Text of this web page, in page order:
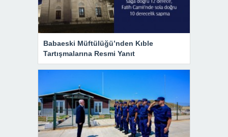
Babaeski Müftülüğü’nden Kıble
Tartışmalarına Resmi Yanıt